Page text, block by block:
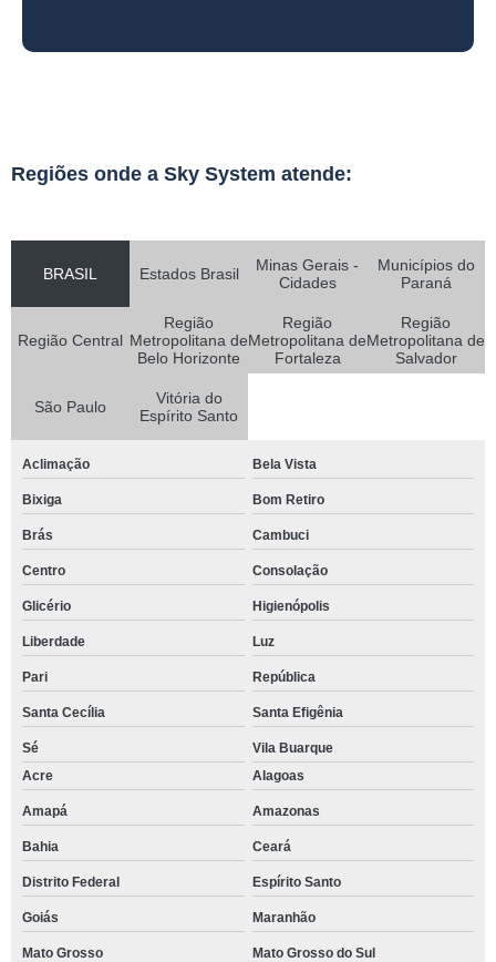
Regiões onde a Sky System atende:
BRASIL Estados Brasil
Minas Gerais -
Cidades
Municípios do
Paraná
Região Central
Região
Metropolitana de
Belo Horizonte
Região
Metropolitana de
Fortaleza
Região
Metropolitana de
Salvador
São Paulo
Vitória do
Espírito Santo
Aclimação Bela Vista
Bixiga Bom Retiro
Brás Cambuci
Centro Consolação
Glicério Higienópolis
Liberdade Luz
Pari República
Santa Cecília Santa Efigênia
Sé
Vila Buarque
Acre
Alagoas
Amapá Amazonas
Bahia Ceará
Distrito Federal Espírito Santo
Goiás Maranhão
Mato Grosso Mato Grosso do Sul